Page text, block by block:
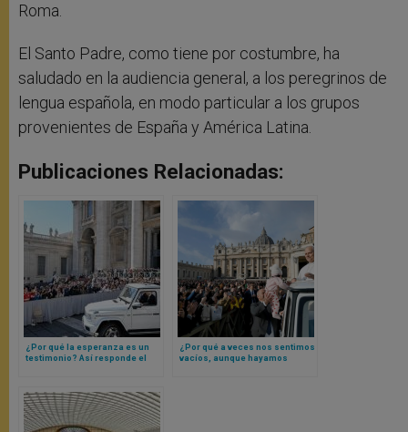
Roma.
El Santo Padre, como tiene por costumbre, ha
saludado en la audiencia general, a los peregrinos de
lengua española, en modo particular a los grupos
provenientes de España y América Latina.
Publicaciones Relacionadas:
¿Por qué la esperanza es un
testimonio? Así responde el
¿Por qué a veces nos sentimos
vacíos, aunque hayamos